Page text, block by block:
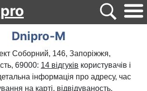
Dnipro-M
Соборний, 146, Запоріжжя,
69000: 14 відгуків користувачів і
інформація про адресу, час
на карті, відвідуваность,